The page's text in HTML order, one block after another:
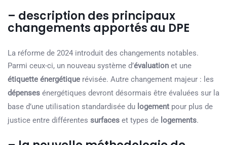
– description des principaux
changements apportés au DPE
La réforme de 2024 introduit des changements notables.
Parmi ceux-ci, un nouveau système d’évaluation et une
étiquette énergétique révisée. Autre changement majeur : les
dépenses énergétiques devront désormais être évaluées sur la
base d’une utilisation standardisée du logement pour plus de
justice entre différentes surfaces et types de logements.